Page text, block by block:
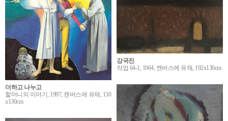
강국진
작업 64-1, 1964, 캔버스에 유채, 192x130cm
더하고 나누고
할머니의 이야기, 1997, 캔버스에 유채, 130
x130cm